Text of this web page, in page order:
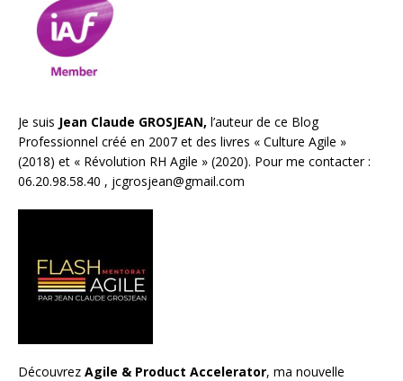
Je suis Jean Claude GROSJEAN, l’auteur de ce Blog
Professionnel créé en 2007 et des livres « Culture Agile »
(2018) et « Révolution RH Agile » (2020). Pour me contacter :
06.20.98.58.40 , jcgrosjean@gmail.com
Découvrez Agile & Product Accelerator, ma nouvelle